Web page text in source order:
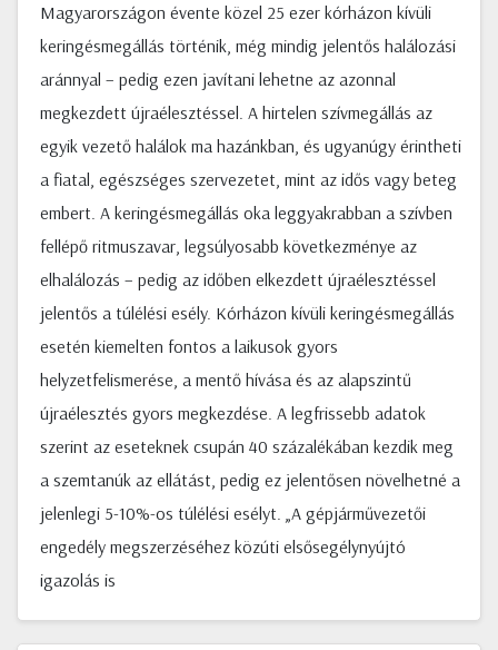
Magyarországon évente közel 25 ezer kórházon kívüli
keringésmegállás történik, még mindig jelentős halálozási
aránnyal – pedig ezen javítani lehetne az azonnal
megkezdett újraélesztéssel. A hirtelen szívmegállás az
egyik vezető halálok ma hazánkban, és ugyanúgy érintheti
a fiatal, egészséges szervezetet, mint az idős vagy beteg
embert. A keringésmegállás oka leggyakrabban a szívben
fellépő ritmuszavar, legsúlyosabb következménye az
elhalálozás – pedig az időben elkezdett újraélesztéssel
jelentős a túlélési esély. Kórházon kívüli keringésmegállás
esetén kiemelten fontos a laikusok gyors
helyzetfelismerése, a mentő hívása és az alapszintű
újraélesztés gyors megkezdése. A legfrissebb adatok
szerint az eseteknek csupán 40 százalékában kezdik meg
a szemtanúk az ellátást, pedig ez jelentősen növelhetné a
jelenlegi 5-10%-os túlélési esélyt. „A gépjárművezetői
engedély megszerzéséhez közúti elsősegélynyújtó
igazolás is